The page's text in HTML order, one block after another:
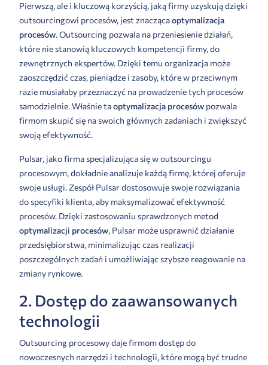
Pierwszą, ale i kluczową korzyścią, jaką firmy uzyskują dzięki
outsourcingowi procesów, jest znaczącaoptymalizacja
procesów. Outsourcing pozwala na przeniesienie działań,
które nie stanowią kluczowych kompetencji firmy, do
zewnętrznych ekspertów. Dzięki temu organizacja może
zaoszczędzić czas, pieniądze i zasoby, które w przeciwnym
razie musiałaby przeznaczyć na prowadzenie tych procesów
samodzielnie. Właśnie taoptymalizacja procesów pozwala
firmom skupić się na swoich głównych zadaniach i zwiększyć
swoją efektywność.
Pulsar, jako firma specjalizująca się w outsourcingu
procesowym, dokładnie analizuje każdą firmę, której oferuje
swoje usługi. Zespół Pulsar dostosowuje swoje rozwiązania
do specyfiki klienta, aby maksymalizować efektywność
procesów. Dzięki zastosowaniu sprawdzonych metod
optymalizacji procesów, Pulsar może usprawnić działanie
przedsiębiorstwa, minimalizując czas realizacji
poszczególnych zadań i umożliwiając szybsze reagowanie na
zmiany rynkowe.
2. Dostęp do zaawansowanych
technologii
Outsourcing procesowy daje firmom dostęp do
nowoczesnych narzędzi i technologii, które mogą być trudne